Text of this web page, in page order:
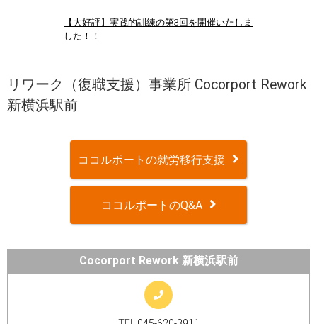
【大好評】実践的訓練の第3回を開催いたしま
した！！
リワーク（復職支援）事業所 Cocorport Rework
新横浜駅前
ココルポートの就労移行支援
ココルポートのQ&A
Cocorport Rework 新横浜駅前